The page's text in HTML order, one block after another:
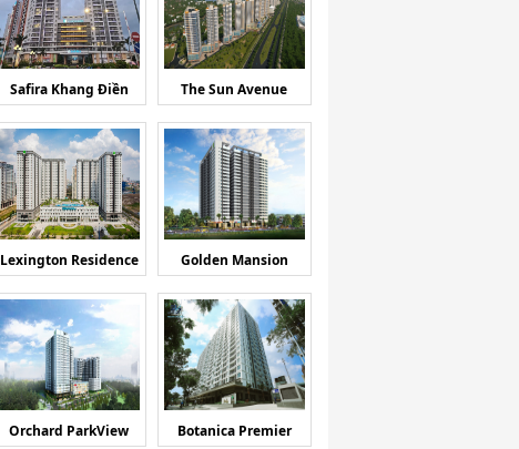
Safira Khang Điền The Sun Avenue
Lexington Residence Golden Mansion
Orchard ParkView Botanica Premier